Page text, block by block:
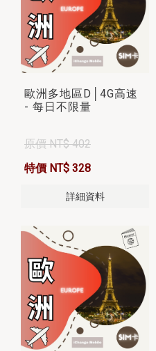
歐洲多地區D│4G高速
- 每日不限量
原價 NT$ 402
特價 NT$ 328
詳細資料